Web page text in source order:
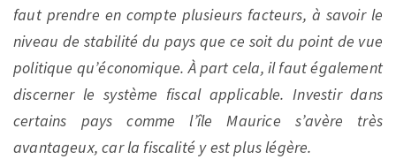
faut prendre en compte plusieurs facteurs, à savoir le
niveau de stabilité du pays que ce soit du point de vue
politique qu’économique. À part cela, il faut également
discerner le système fiscal applicable. Investir dans
certains pays comme l’île Maurice s’avère très
avantageux, car la fiscalité y est plus légère.